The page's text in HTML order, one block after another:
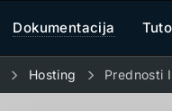
Dokumentacija
Hosting Prednosti